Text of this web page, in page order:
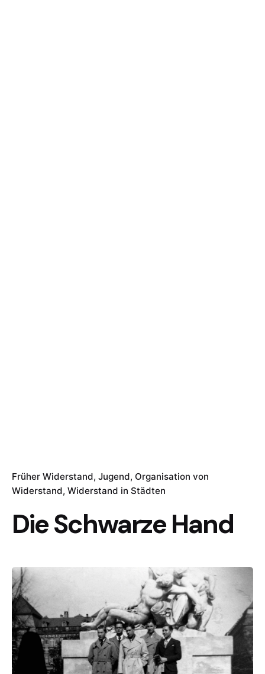
Früher Widerstand Jugend Organisation von
Widerstand Widerstand in Städten
Die Schwarze Hand